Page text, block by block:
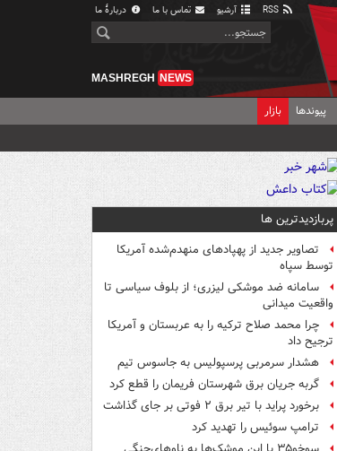
آرشیو تماس با ما دربارهٔ ما
MASHREGH NEWS
پیوندها بازار
پربازدیدترین ها
تصاویر جدید از پهپادهای منهدم‌شده آمریکا
توسط سپاه
سامانه ضد موشکی لیزری؛ از بلوف سیاسی تا
واقعیت میدانی
چرا محمد صلاح ترکیه را به عربستان و آمریکا
ترجیح داد
هشدار سرمربی پرسپولیس به جاسوس تیم
گربه جریان برق شهرستان فریمان را قطع کرد
برخورد پراید با تیر برق ۲ فوتی بر جای گذاشت
ترامپ سوئیس را تهدید کرد